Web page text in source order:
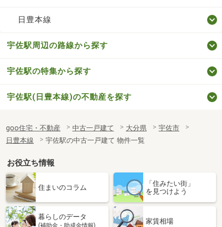
日豊本線
宇佐駅周辺の路線から探す
宇佐駅の特集から探す
宇佐駅(日豊本線)の不動産を探す
goo住宅・不動産 中古一戸建て 大分県
宇佐市
日豊本線
宇佐駅の中古一戸建て 物件一覧
お役立ち情報
住まいのコラム
「住みたい街」
を見つけよう
暮らしのデータ
家賃相場